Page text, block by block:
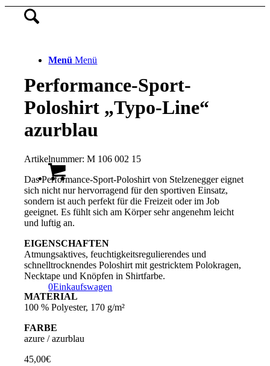
Menü Menü
0Einkaufswagen
Performance-Sport-
Poloshirt „Typo-Line“
azurblau
Artikelnummer:M 106 002 15
Das Performance-Sport-Poloshirt von Stelzenegger eignet
sich nicht nur hervorragend für den sportiven Einsatz,
sondern ist auch perfekt für die Freizeit oder im Job
geeignet. Es fühlt sich am Körper sehr angenehm leicht
und luftig an.
EIGENSCHAFTEN
Atmungsaktives, feuchtigkeitsregulierendes und
schnelltrocknendes Poloshirt mit gestricktem Polokragen,
Necktape und Knöpfen in Shirtfarbe.
MATERIAL
100 % Polyester, 170 g/m²
FARBE
azure / azurblau
45,00€